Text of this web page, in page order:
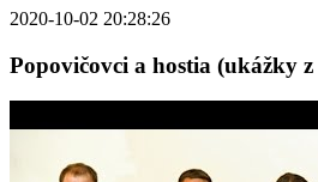
2020-10-02 20:28:26
Popovičovci a hostia (ukážky